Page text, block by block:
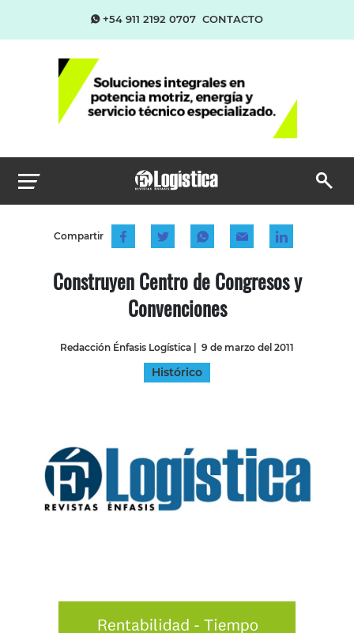
+54 911 2192 0707 CONTACTO
Compartir
Construyen Centro de Congresos y
Convenciones
Redacción Énfasis Logística | 9 de marzo del 2011
Histórico